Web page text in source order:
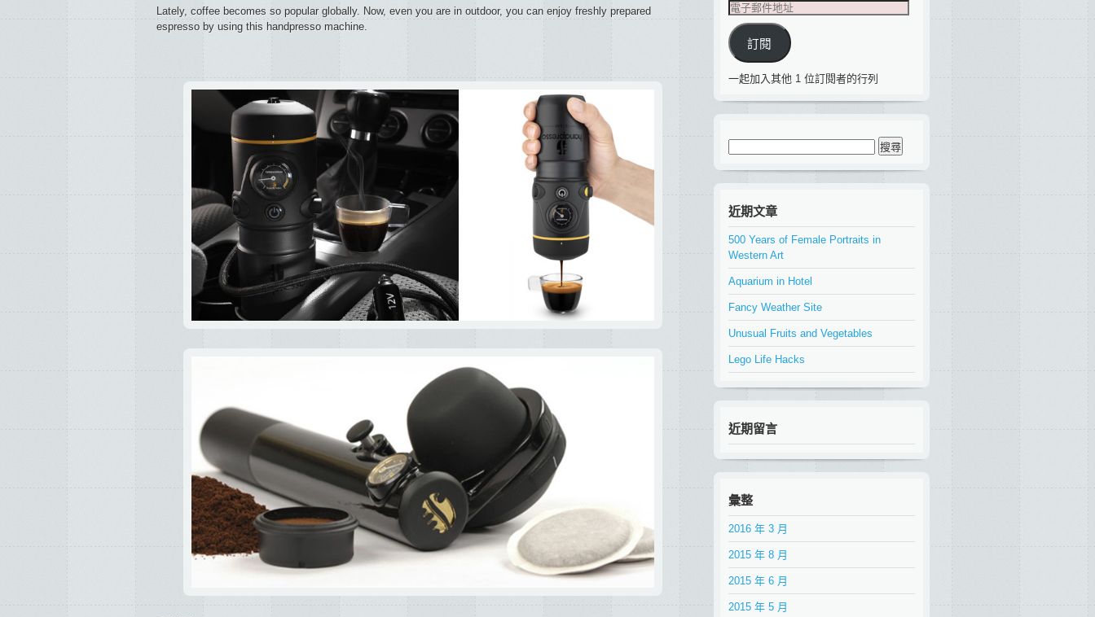
Lately, coffee becomes so popular globally. Now, even you are in outdoor, you can enjoy freshly prepared
espresso by using this handpresso machine.
電
子
郵
件
訂閱
一起加入其他 1 位訂閱者的行列
搜
尋
關
字:
近期文章
500 Years of Female Portraits in
Western Art
Aquarium in Hotel
Fancy Weather Site
Unusual Fruits and Vegetables
Lego Life Hacks
近期留言
彙整
2016 年 3 月
2015 年 8 月
2015 年 6 月
2015 年 5 月